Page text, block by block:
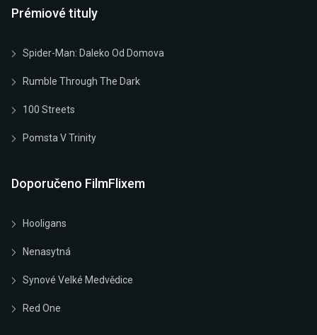
Prémiové tituly
Spider-Man: Daleko Od Domova
Rumble Through The Dark
100 Streets
Pomsta V Trinity
Doporučeno FilmFlixem
Hooligans
Nenasytná
Synové Velké Medvědice
Red One